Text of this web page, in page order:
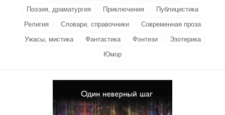
Поэзия, драматургия
Приключения
Публицистика
Религия
Словари, справочники
Современная проза
Ужасы, мистика
Фантастика Фэнтези
Эзотерика
Юмор